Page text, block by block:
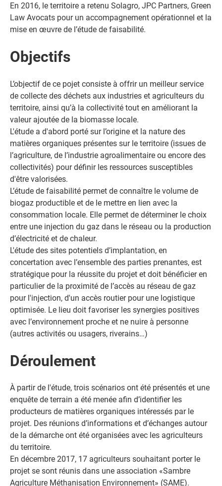
En 2016, le territoire a retenu Solagro, JPC Partners, Green
Law Avocats pour un accompagnement opérationnel et la
mise en œuvre de l’étude de faisabilité.
Objectifs
L’objectif de ce pojet consiste à offrir un meilleur service
de collecte des déchets aux industries et agriculteurs du
territoire, ainsi qu’à la collectivité tout en améliorant la
valeur ajoutée de la biomasse locale.
L'étude a d'abord porté sur l’origine et la nature des
matières organiques présentes sur le territoire (issues de
l’agriculture, de l’industrie agroalimentaire ou encore des
collectivités) pour définir les ressources susceptibles
d'être valorisées.
L’étude de faisabilité permet de connaître le volume de
biogaz productible et de le mettre en lien avec la
consommation locale. Elle permet de déterminer le choix
entre une injection du gaz dans le réseau ou la production
d’électricité et de chaleur.
L'étude des sites potentiels d’implantation, en
concertation avec l’ensemble des parties prenantes, est
stratégique pour la réussite du projet et doit bénéficier en
particulier de la proximité de l’accès au réseau de gaz
pour l'injection, d'un accès routier pour une logistique
optimisée. Le lieu doit favoriser les synergies positives
avec l’environnement proche et ne nuire à personne
(autres activités ou usagers, riverains…)
Déroulement
À partir de l'étude, trois scénarios ont été présentés et une
enquête de terrain a été menée afin d’identifier les
producteurs de matières organiques intéressés par le
projet. Des réunions d’informations et d’échanges autour
de la démarche ont été organisées avec les agriculteurs
du territoire.
En décembre 2017, 17 agriculteurs souhaitant porter le
projet se sont réunis dans une association «Sambre
Agriculture Méthanisation Environnement» (SAME).